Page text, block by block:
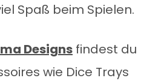
Spaß beim Spielen.
Designs findest du
wie Dice Trays